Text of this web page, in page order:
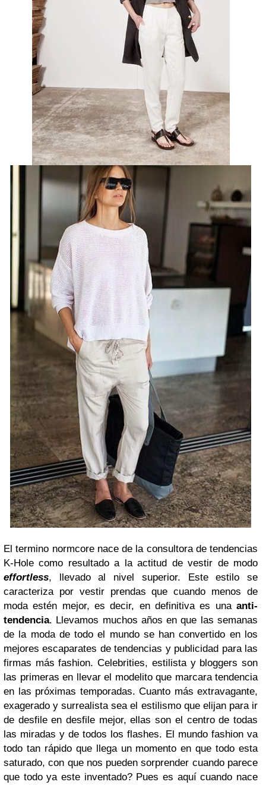
El termino normcore nace de la consultora de tendencias
K-Hole como resultado a la actitud de vestir de modo
effortless, llevado al nivel superior. Este estilo se
caracteriza por vestir prendas que cuando menos de
moda estén mejor, es decir, en definitiva es una anti-
tendencia. Llevamos muchos años en que las semanas
de la moda de todo el mundo se han convertido en los
mejores escaparates de tendencias y publicidad para las
firmas más fashion. Celebrities, estilista y bloggers son
las primeras en llevar el modelito que marcara tendencia
en las próximas temporadas. Cuanto más extravagante,
exagerado y surrealista sea el estilismo que elijan para ir
de desfile en desfile mejor, ellas son el centro de todas
las miradas y de todos los flashes. El mundo fashion va
todo tan rápido que llega un momento en que todo esta
saturado, con que nos pueden sorprender cuando parece
que todo ya este inventado? Pues es aquí cuando nace